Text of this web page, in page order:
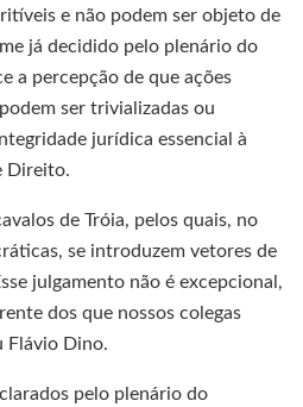
e não podem ser objeto de
já decidido pelo plenário do
a percepção de que ações
ser trivializadas ou
jurídica essencial à
Direito.
de Tróia, pelos quais, no
se introduzem vetores de
julgamento não é excepcional,
dos que nossos colegas
Flávio Dino.
pelo plenário do